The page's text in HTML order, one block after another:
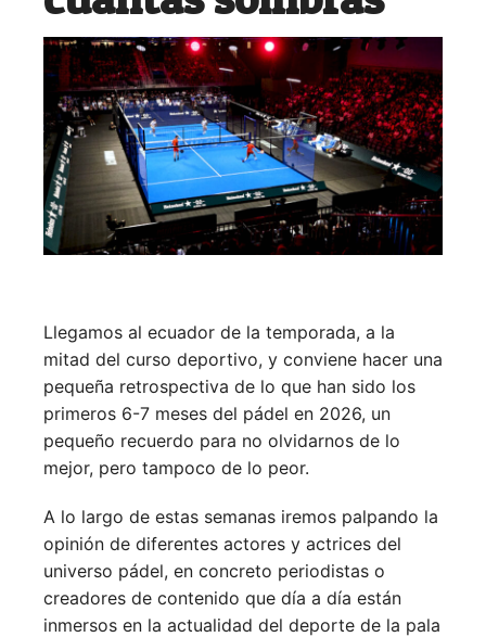
Llegamos al ecuador de la temporada, a la
mitad del curso deportivo, y conviene hacer una
pequeña retrospectiva de lo que han sido los
primeros 6-7 meses del pádel en 2026, un
pequeño recuerdo para no olvidarnos de lo
mejor, pero tampoco de lo peor.
A lo largo de estas semanas iremos palpando la
opinión de diferentes actores y actrices del
universo pádel, en concreto periodistas o
creadores de contenido que día a día están
inmersos en la actualidad del deporte de la pala